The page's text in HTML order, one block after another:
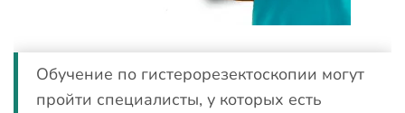
Обучение по гистерорезектоскопии могут
пройти специалисты, у которых есть